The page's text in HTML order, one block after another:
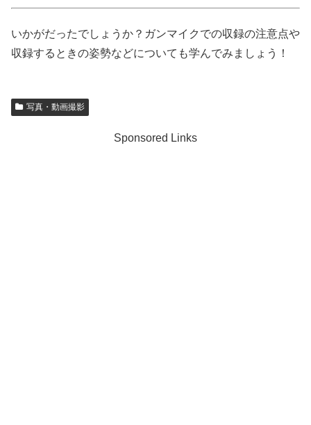
いかがだったでしょうか？ガンマイクでの収録の注意点や
収録するときの姿勢などについても学んでみましょう！
写真・動画撮影
Sponsored Links